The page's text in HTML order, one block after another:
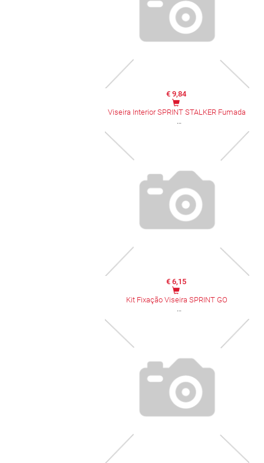
€ 9,84
Viseira Interior SPRINT STALKER Fumada
€ 6,15
Kit Fixação Viseira SPRINT GO